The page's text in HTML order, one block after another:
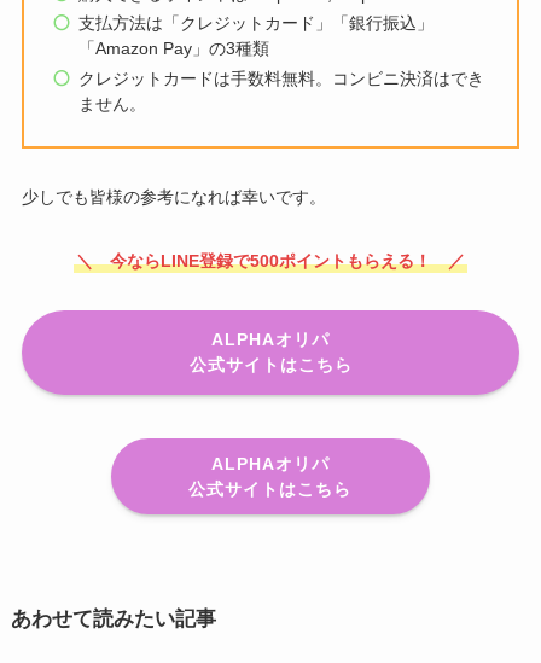
支払方法は「クレジットカード」「銀行振込」
「Amazon Pay」の3種類
クレジットカードは手数料無料。コンビニ決済はでき
ません。
少しでも皆様の参考になれば幸いです。
＼ 今ならLINE登録で500ポイントもらえる！ ／
ALPHAオリパ
公式サイトはこちら
ALPHAオリパ
公式サイトはこちら
あわせて読みたい記事